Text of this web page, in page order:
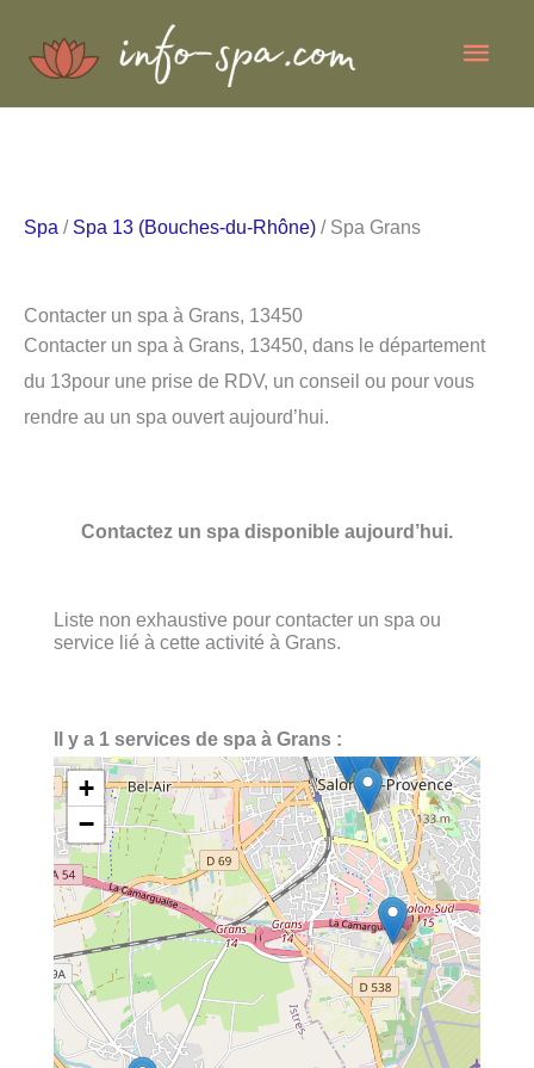
Spa / Spa 13 (Bouches-du-Rhône) / Spa Grans
Contacter un spa à Grans, 13450
Contacter un spa à Grans, 13450, dans le département
du 13pour une prise de RDV, un conseil ou pour vous
rendre au un spa ouvert aujourd’hui.
Contactez un spa disponible aujourd’hui.
Liste non exhaustive pour contacter un spa ou
service lié à cette activité à Grans.
Il y a 1 services de spa à Grans :
+
−